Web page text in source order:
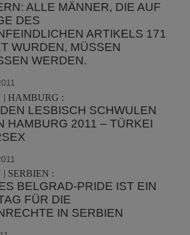
ALLE MÄNNER, DIE AUF
DES
ARTIKELS 171
WURDEN, MÜSSEN
WERDEN.
| HAMBURG :
LESBISCH SCHWULEN
HAMBURG 2011 – TÜRKEI
SERBIEN :
BELGRAD-PRIDE IST EIN
FÜR DIE
IN SERBIEN